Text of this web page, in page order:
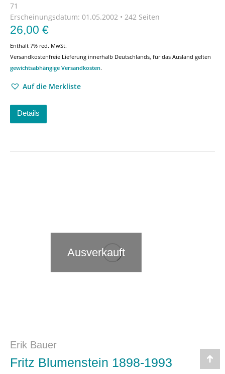
71
Erscheinungsdatum: 01.05.2002 • 242 Seiten
26,00 €
Enthält 7% red. MwSt.
Versandkostenfreie Lieferung innerhalb Deutschlands, für das Ausland gelten
gewichtsabhängige Versandkosten.
Auf die Merkliste
Details
Ausverkauft
Erik Bauer
Fritz Blumenstein 1898-1993
Go